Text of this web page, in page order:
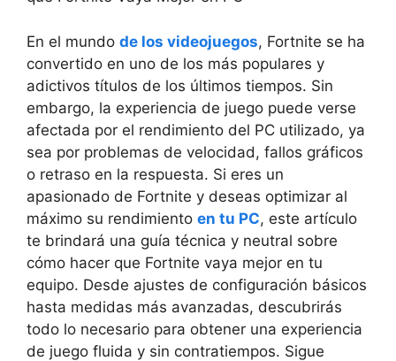
En el mundo de los videojuegos, Fortnite se ha
convertido en uno de los más populares y
adictivos títulos de los últimos tiempos. Sin
embargo, la experiencia de juego puede verse
afectada por el rendimiento del PC utilizado, ya
sea por problemas de velocidad, fallos gráficos
o retraso en la respuesta. Si eres un
apasionado de Fortnite y deseas optimizar al
máximo su rendimiento en tu PC, este artículo
te brindará una guía técnica y neutral sobre
cómo hacer que Fortnite vaya mejor en tu
equipo. Desde ajustes de configuración básicos
hasta medidas más avanzadas, descubrirás
todo lo necesario para obtener una experiencia
de juego fluida y sin contratiempos. Sigue